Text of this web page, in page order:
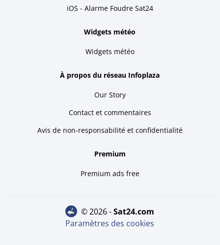
iOS - Alarme Foudre Sat24
Widgets météo
Widgets météo
À propos du réseau Infoplaza
Our Story
Contact et commentaires
Avis de non-responsabilité et confidentialité
Premium
Premium ads free
© 2026 - sat24.com
Paramètres des cookies